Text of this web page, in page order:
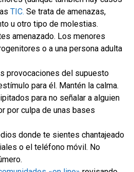
TIC. Se trata de amenazas,
u otro tipo de molestias.
amenazado. Los menores
o a una persona adulta
provocaciones del supuesto
para él. Mantén la calma.
para no señalar a alguien
por culpa de unas bases
donde te sientes chantajeado
o el teléfono móvil. No